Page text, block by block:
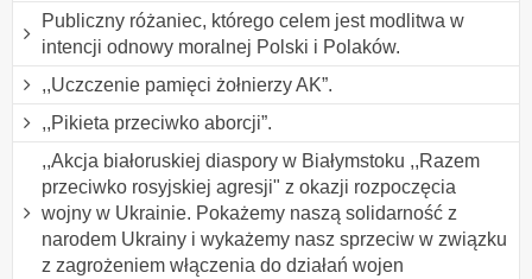
Publiczny różaniec, którego celem jest modlitwa w
intencji odnowy moralnej Polski i Polaków.
,,Uczczenie pamięci żołnierzy AK”.
,,Pikieta przeciwko aborcji”.
,,Akcja białoruskiej diaspory w Białymstoku ,,Razem
przeciwko rosyjskiej agresji" z okazji rozpoczęcia
wojny w Ukrainie. Pokażemy naszą solidarność z
narodem Ukrainy i wykażemy nasz sprzeciw w związku
z zagrożeniem włączenia do działań wojen